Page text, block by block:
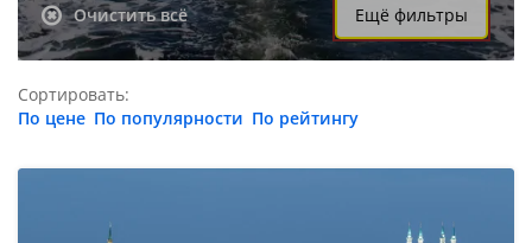
Очистить всё Ещё фильтры
Сортировать:
По цене По популярности По рейтингу